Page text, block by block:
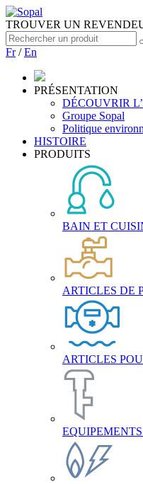
TROUVER UN
Fr/En
PRÉSENTATION
DÉCOUVRIR
Groupe Sopal
Politique
HISTOIRE
PRODUITS
BAIN ET
ARTICLES DE
ARTICLES